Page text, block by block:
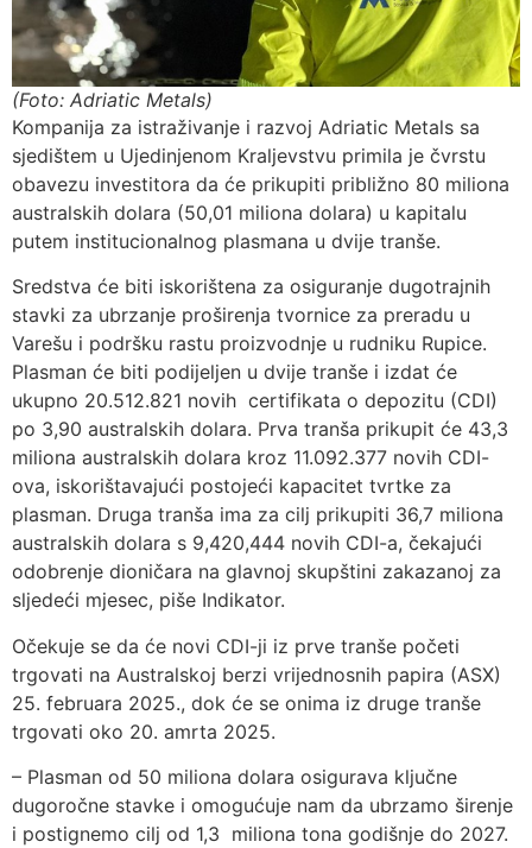
(Foto: Adriatic Metals)
Kompanija za istraživanje i razvoj Adriatic Metals sa
sjedištem u Ujedinjenom Kraljevstvu primila je čvrstu
obavezu investitora da će prikupiti približno 80 miliona
australskih dolara (50,01 miliona dolara) u kapitalu
putem institucionalnog plasmana u dvije tranše.
Sredstva će biti iskorištena za osiguranje dugotrajnih
stavki za ubrzanje proširenja tvornice za preradu u
Varešu i podršku rastu proizvodnje u rudniku Rupice.
Plasman će biti podijeljen u dvije tranše i izdat će
ukupno 20.512.821 novih certifikata o depozitu (CDI)
po 3,90 australskih dolara. Prva tranša prikupit će 43,3
miliona australskih dolara kroz 11.092.377 novih CDI-
ova, iskorištavajući postojeći kapacitet tvrtke za
plasman. Druga tranša ima za cilj prikupiti 36,7 miliona
australskih dolara s 9,420,444 novih CDI-a, čekajući
odobrenje dioničara na glavnoj skupštini zakazanoj za
sljedeći mjesec, piše Indikator.
Očekuje se da će novi CDI-ji iz prve tranše početi
trgovati na Australskoj berzi vrijednosnih papira (ASX)
25. februara 2025., dok će se onima iz druge tranše
trgovati oko 20. amrta 2025.
– Plasman od 50 miliona dolara osigurava ključne
dugoročne stavke i omogućuje nam da ubrzamo širenje
i postignemo cilj od 1,3 miliona tona godišnje do 2027.